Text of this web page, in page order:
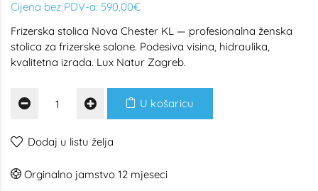
Cijena bez PDV-a: 590,00€
Frizerska stolica Nova Chester KL — profesionalna ženska
stolica za frizerske salone. Podesiva visina, hidraulika,
kvalitetna izrada. Lux Natur Zagreb.
U košaricu
Dodaj u listu želja
Orginalno jamstvo 12 mjeseci